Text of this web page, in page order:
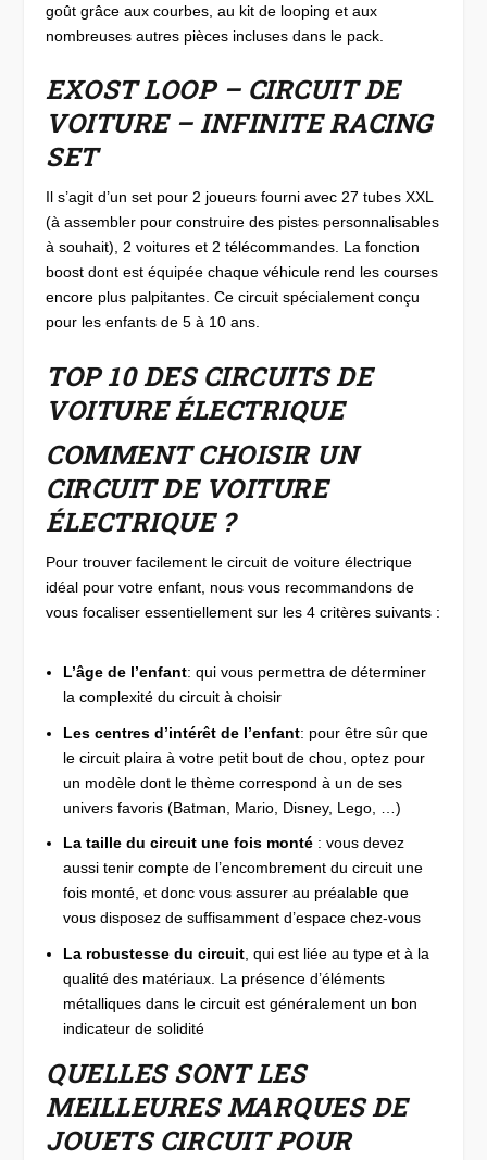
goût grâce aux courbes, au kit de looping et aux
nombreuses autres pièces incluses dans le pack.
EXOST LOOP – CIRCUIT DE
VOITURE – INFINITE RACING
SET
Il s’agit d’un set pour 2 joueurs fourni avec 27 tubes XXL
(à assembler pour construire des pistes personnalisables
à souhait), 2 voitures et 2 télécommandes. La fonction
boost dont est équipée chaque véhicule rend les courses
encore plus palpitantes. Ce circuit spécialement conçu
pour les enfants de 5 à 10 ans.
TOP 10 DES CIRCUITS DE
VOITURE ÉLECTRIQUE
COMMENT CHOISIR UN
CIRCUIT DE VOITURE
ÉLECTRIQUE ?
Pour trouver facilement le circuit de voiture électrique
idéal pour votre enfant, nous vous recommandons de
vous focaliser essentiellement sur les 4 critères suivants :
L’âge de l’enfant: qui vous permettra de déterminer
la complexité du circuit à choisir
Les centres d’intérêt de l’enfant: pour être sûr que
le circuit plaira à votre petit bout de chou, optez pour
un modèle dont le thème correspond à un de ses
univers favoris (Batman, Mario, Disney, Lego, …)
La taille du circuit une fois monté : vous devez
aussi tenir compte de l’encombrement du circuit une
fois monté, et donc vous assurer au préalable que
vous disposez de suffisamment d’espace chez-vous
La robustesse du circuit , qui est liée au type et à la
qualité des matériaux. La présence d’éléments
métalliques dans le circuit est généralement un bon
indicateur de solidité
QUELLES SONT LES
MEILLEURES MARQUES DE
JOUETS CIRCUIT POUR